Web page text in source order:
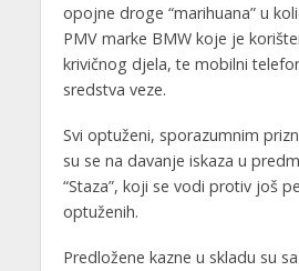
opojne droge “marihuana” u
PMV marke BMW koje je
krivičnog djela, te mobilni
sredstva veze.
Svi optuženi, sporazumnim
su se na davanje iskaza u
“Staza”, koji se vodi protiv još
optuženih.
Predložene kazne u skladu su